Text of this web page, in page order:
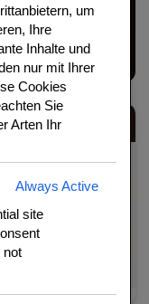
Dessert der
Teig gelingt
Details
40 Minuten
8 Portionen
um
Ihre
Inhalte und
nur mit Ihrer
Cookies
Sie
Arten Ihr
Always Active
site
not